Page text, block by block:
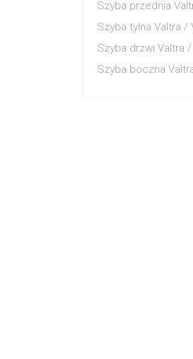
Szyba przednia
Szyba tylna Valtra /
Szyba drzwi Valtra
Szyba boczna